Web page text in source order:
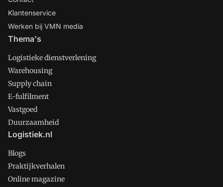
Klantenservice
Werken bij VMN media
Thema's
Logistieke dienstverlening
Warehousing
Supply chain
E-fulfilment
Vastgoed
Duurzaamheid
Logistiek.nl
Blogs
Praktijkverhalen
Online magazine